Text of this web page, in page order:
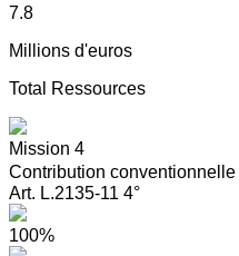
7.8
Millions d'euros
Total Ressources
Mission 4
Contribution
Art. L.2135-11 4°
100%